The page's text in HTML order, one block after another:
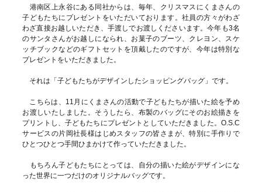
港南区上永谷にある同社からは、毎年、クリスマスにくまさんの
子どもたちにプレゼントをいただいております。社員の方々がわざ
わざ直接お越しいただき、手渡しでお渡しくださいます。今年も3名
のサンタさんがお越しになられ、お菓子のブーツ、クレヨン、スケ
ッチブックなどのギフトセットを頂戴したのですが、今年は特別な
プレゼントをいただきました。
それは「子どもたちがデザインしたショッピングバッグ」です。
こちらは、11月にくまさんの活動で子どもたちが描いた絵を予め
お渡しいたしました。そうしたら、布製のバッグにそのお絵描きを
プリントし、子どもたちにプレゼントとしていただきました。O.S.C
サービスの片岡社長様はじめスタッフの皆さまが、特別に手作りで
ひとつひとつ手間ひまかけて作っていただきました。
もちろん子どもたちにとっては、自分の描いた絵がデザインにな
った世界に一つだけのオリジナルバッグです。